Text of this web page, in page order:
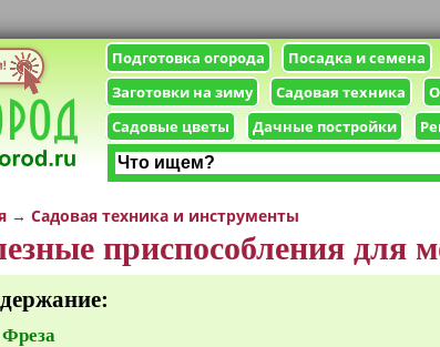
Подготовка огорода Посадка и семена
Заготовки на зиму
Садовая техника
Садовые цветы
Дачные постройки
→ Садовая техника и инструменты
приспособления для
Фреза